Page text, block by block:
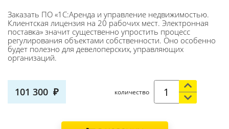
Заказать ПО «1С:Аренда и управление недвижимостью.
Клиентская лицензия на 20 рабочих мест. Электронная
поставка» значит существенно упростить процесс
регулирования объектами собственности. Оно особенно
будет полезно для девелоперских, управляющих
организаций.
101 300 количество